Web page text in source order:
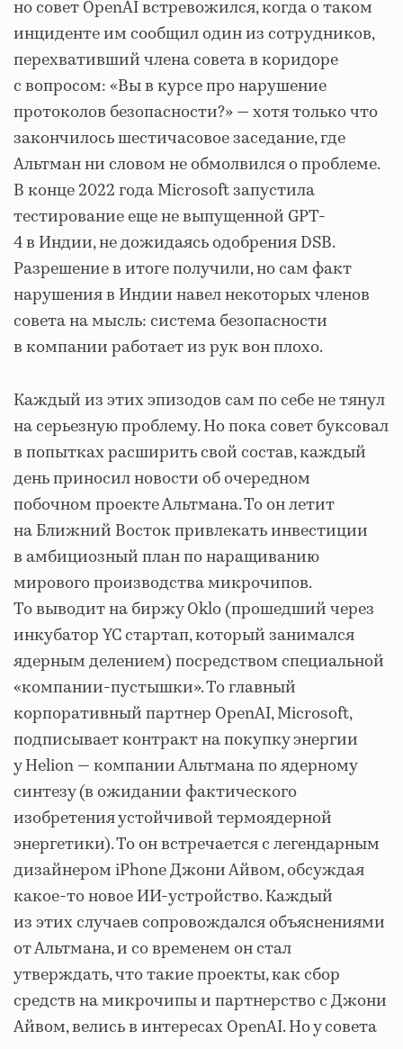
но совет OpenAI встревожился, когда о таком
инциденте им сообщил один из сотрудников,
перехвативший члена совета в коридоре
с вопросом: «Вы в курсе про нарушение
протоколов безопасности?» — хотя только что
закончилось шестичасовое заседание, где
Альтман ни словом не обмолвился о проблеме.
В конце 2022 года Microsoft запустила
тестирование еще не выпущенной GPT-
4 в Индии, не дожидаясь одобрения DSB.
Разрешение в итоге получили, но сам факт
нарушения в Индии навел некоторых членов
совета на мысль: система безопасности
в компании работает из рук вон плохо.
Каждый из этих эпизодов сам по себе не тянул
на серьезную проблему. Но пока совет буксовал
в попытках расширить свой состав, каждый
день приносил новости об очередном
побочном проекте Альтмана. То он летит
на Ближний Восток привлекать инвестиции
в амбициозный план по наращиванию
мирового производства микрочипов.
То выводит на биржу Oklo (прошедший через
инкубатор YC стартап, который занимался
ядерным делением) посредством специальной
«компании-пустышки». То главный
корпоративный партнер OpenAI, Microsoft,
подписывает контракт на покупку энергии
у Helion — компании Альтмана по ядерному
синтезу (в ожидании фактического
изобретения устойчивой термоядерной
энергетики). То он встречается с легендарным
дизайнером iPhone Джони Айвом, обсуждая
какое-то новое ИИ-устройство. Каждый
из этих случаев сопровождался объяснениями
от Альтмана, и со временем он стал
утверждать, что такие проекты, как сбор
средств на микрочипы и партнерство с Джони
Айвом, велись в интересах OpenAI. Но у совета